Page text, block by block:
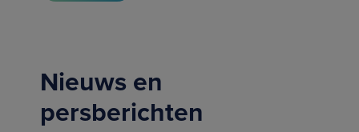
Nieuws en
persberichten